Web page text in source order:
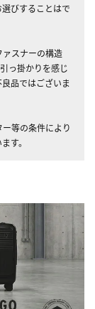
びすることはで
ァスナーの構造
っ掛かりを感じ
品ではございま
等の条件により
す。